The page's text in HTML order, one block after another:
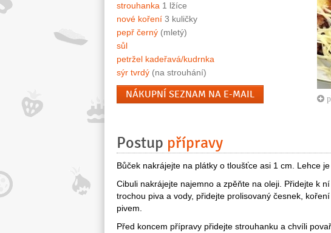
strouhanka 1 lžíce
nové koření 3 kuličky
pepř černý (mletý)
sůl
petržel kadeřavá/kudrnka
sýr tvrdý (na strouhání)
NÁKUPNÍ SEZNAM NA E-MAIL
Postup přípravy
Bůček nakrájejte na plátky o tloušťce asi 1 cm. Lehce
Cibuli nakrájejte najemno a zpěňte na oleji. Přidejte k
trochou piva a vody, přidejte prolisovaný česnek,
pivem.
Před koncem přípravy přidejte strouhanku a chvíli